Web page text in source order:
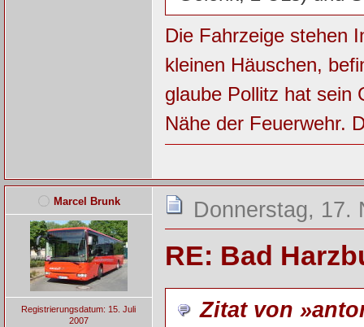
Die Fahrzeige stehen
kleinen Häuschen,
glaube Pollitz hat sein
Nähe der Feuerwehr.
Marcel Brunk
Registrierungsdatum: 15. Juli
2007
Donnerstag, 17.
RE: Bad
Zitat von